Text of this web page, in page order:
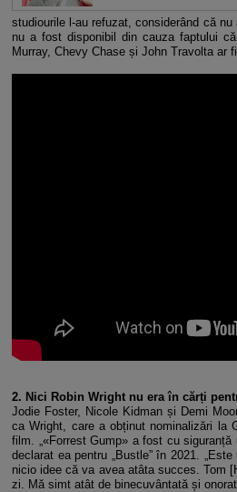
studiourile l-au refuzat, considerând că
nu a fost disponibil din cauza faptului
Murray, Chevy Chase și John Travolta ar
2. Nici Robin Wright nu era în cărți
Jodie Foster, Nicole Kidman și Demi
ca Wright, care a obținut nominalizări la
film. „«Forrest Gump» a fost cu
declarat ea pentru „Bustle” în 2021.
nicio idee că va avea atâta succes. Tom
zi. Mă simt atât de binecuvântată și